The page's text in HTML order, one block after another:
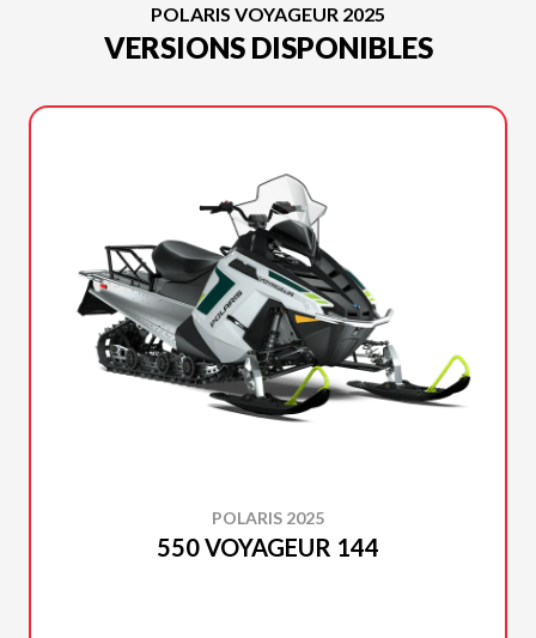
POLARIS VOYAGEUR 2025
VERSIONS DISPONIBLES
POLARIS 2025
550 VOYAGEUR 144